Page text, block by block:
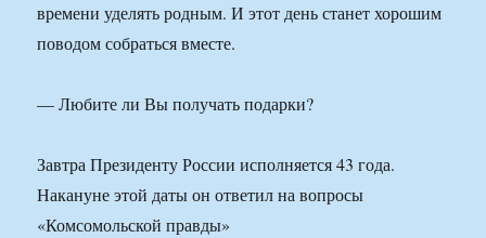
времени уделять родным. И этот день станет хорошим
поводом собраться вместе.
— Любите ли Вы получать подарки?
Завтра Президенту России исполняется 43 года.
Накануне этой даты он ответил на вопросы
«Комсомольской правды»